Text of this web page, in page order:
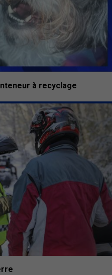
à recyclage